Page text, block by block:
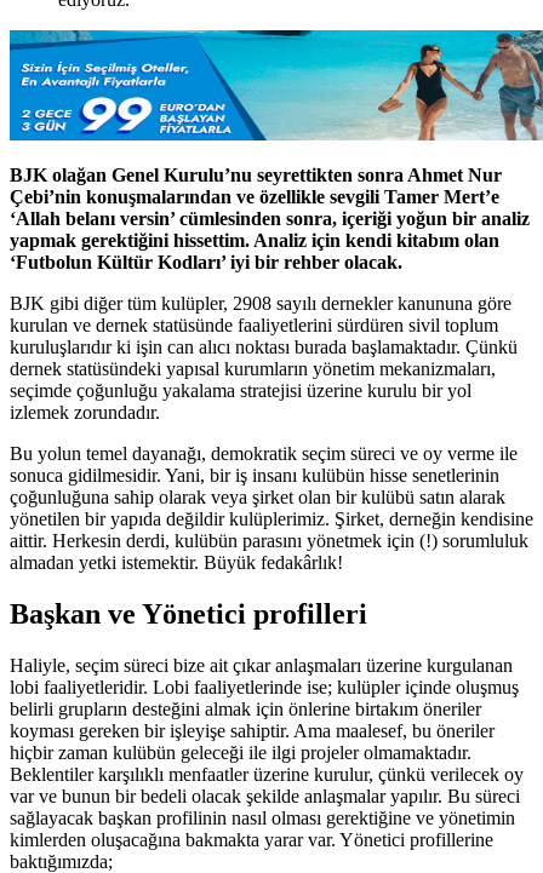
BJK olağan Genel Kurulu’nu seyrettikten sonra Ahmet Nur
Çebi’nin konuşmalarından ve özellikle sevgili Tamer Mert’e
‘Allah belanı versin’ cümlesinden sonra, içeriği yoğun bir analiz
yapmak gerektiğini hissettim. Analiz için kendi kitabım olan
‘Futbolun Kültür Kodları’ iyi bir rehber olacak.
BJK gibi diğer tüm kulüpler, 2908 sayılı dernekler kanununa göre
kurulan ve dernek statüsünde faaliyetlerini sürdüren sivil toplum
kuruluşlarıdır ki işin can alıcı noktası burada başlamaktadır. Çünkü
dernek statüsündeki yapısal kurumların yönetim mekanizmaları,
seçimde çoğunluğu yakalama stratejisi üzerine kurulu bir yol
izlemek zorundadır.
Bu yolun temel dayanağı, demokratik seçim süreci ve oy verme ile
sonuca gidilmesidir. Yani, bir iş insanı kulübün hisse senetlerinin
çoğunluğuna sahip olarak veya şirket olan bir kulübü satın alarak
yönetilen bir yapıda değildir kulüplerimiz. Şirket, derneğin kendisine
aittir. Herkesin derdi, kulübün parasını yönetmek için (!) sorumluluk
almadan yetki istemektir. Büyük fedakârlık!
Başkan ve Yönetici profilleri
Haliyle, seçim süreci bize ait çıkar anlaşmaları üzerine kurgulanan
lobi faaliyetleridir. Lobi faaliyetlerinde ise; kulüpler içinde oluşmuş
belirli grupların desteğini almak için önlerine birtakım öneriler
koyması gereken bir işleyişe sahiptir. Ama maalesef, bu öneriler
hiçbir zaman kulübün geleceği ile ilgi projeler olmamaktadır.
Beklentiler karşılıklı menfaatler üzerine kurulur, çünkü verilecek oy
var ve bunun bir bedeli olacak şekilde anlaşmalar yapılır. Bu süreci
sağlayacak başkan profilinin nasıl olması gerektiğine ve yönetimin
kimlerden oluşacağına bakmakta yarar var. Yönetici profillerine
baktığımızda;